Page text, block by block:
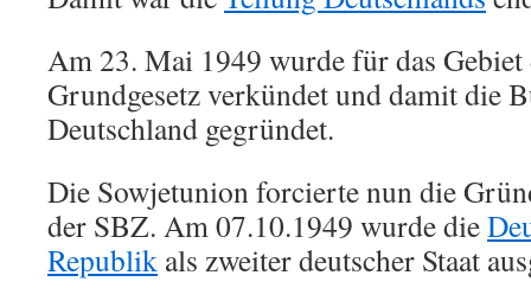
Am 23. Mai 1949 wurde für das Gebiet
Grundgesetz verkündet und damit die
Deutschland gegründet.
Die Sowjetunion forcierte nun die
der SBZ. Am 07.10.1949 wurde die
Republik als zweiter deutscher Staat